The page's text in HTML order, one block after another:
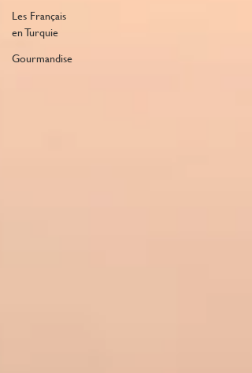
Les Français
en Turquie
Gourmandise